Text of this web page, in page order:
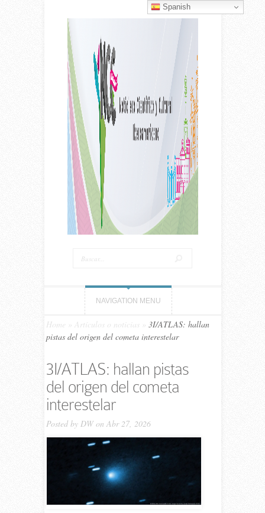
NAVIGATION MENU
Home Artículos o noticias
3I/ATLAS: hallan
pistas del origen del cometa interestelar
3I/ATLAS: hallan pistas
del origen del cometa
interestelar
Posted by DWon Abr 27, 2026
Spanish